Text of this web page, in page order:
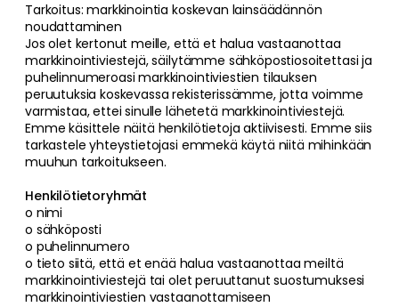
Tarkoitus: markkinointia koskevan lainsäädännön
noudattaminen
Jos olet kertonut meille, että et halua vastaanottaa
markkinointiviestejä, säilytämme sähköpostiosoitettasi ja
puhelinnumeroasi markkinointiviestien tilauksen
peruutuksia koskevassa rekisterissämme, jotta voimme
varmistaa, ettei sinulle lähetetä markkinointiviestejä.
Emme käsittele näitä henkilötietoja aktiivisesti. Emme siis
tarkastele yhteystietojasi emmekä käytä niitä mihinkään
muuhun tarkoitukseen.
Henkilötietoryhmät
o nimi
o sähköposti
o puhelinnumero
o tieto siitä, että et enää halua vastaanottaa meiltä
markkinointiviestejä tai olet peruuttanut suostumuksesi
markkinointiviestien vastaanottamiseen